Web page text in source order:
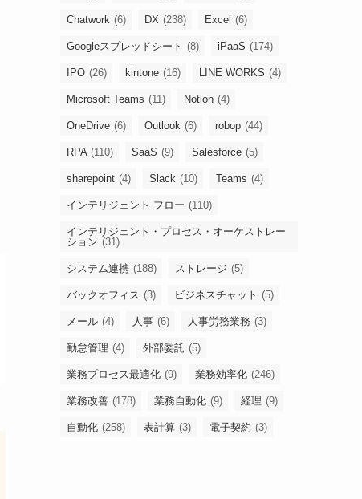
Chatwork (6) DX (238) Excel (6)
Googleスプレッドシート (8) iPaaS (174)
IPO (26) kintone (16) LINE WORKS (4)
Microsoft Teams (11) Notion (4)
OneDrive (6) Outlook (6) robop (44)
RPA (110) SaaS (9) Salesforce (5)
sharepoint (4) Slack (10) Teams (4)
インテリジェント フロー (110)
インテリジェント・プロセス・オーケストレー
ション (31)
システム連携 (188) ストレージ (5)
バックオフィス (3) ビジネスチャット (5)
メール (4) 人事 (6) 人事労務業務 (3)
勤怠管理 (4) 外部委託 (5)
業務プロセス最適化 (9) 業務効率化 (246)
業務改善 (178) 業務自動化 (9) 経理 (9)
自動化 (258) 表計算 (3) 電子契約 (3)